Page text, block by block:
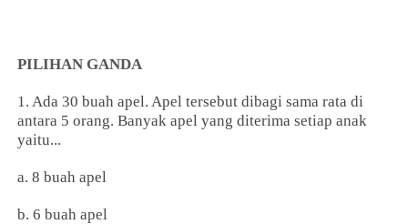
PILIHAN GANDA
1. Ada 30 buah apel. Apel tersebut dibagi sama rata di
antara 5 orang. Banyak apel yang diterima setiap anak
yaitu...
a. 8 buah apel
b. 6 buah apel